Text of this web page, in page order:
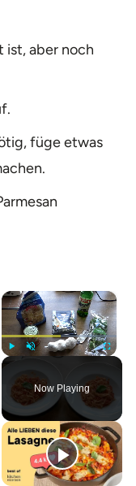
ist, aber noch
füge etwas
×
Fullscreen
Now Playing